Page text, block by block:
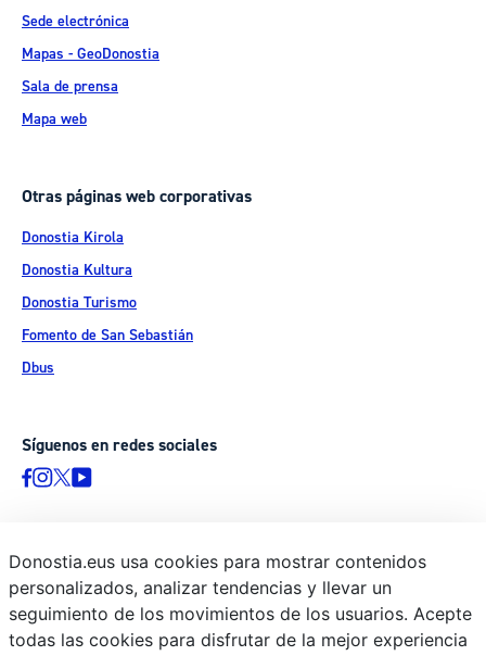
Sede electrónica
Mapas - GeoDonostia
Sala de prensa
Mapa web
Otras páginas web corporativas
Donostia Kirola
Donostia Kultura
Donostia Turismo
Fomento de San Sebastián
Dbus
Síguenos en redes sociales
© Donostiako Udala - Ayuntamiento de Donostia / San Sebastián
Ijentea 1, 20003 Donostia / San Sebastián
Aviso legal
Donostia.eus usa cookies para mostrar contenidos
personalizados, analizar tendencias y llevar un
seguimiento de los movimientos de los usuarios. Acepte
todas las cookies para disfrutar de la mejor experiencia